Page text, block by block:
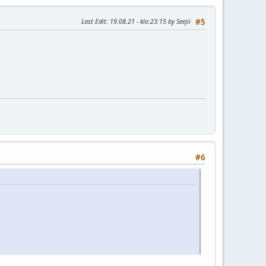
#5
Last Edit: 19.08.21 - klo:23:15 by Seejii
#6